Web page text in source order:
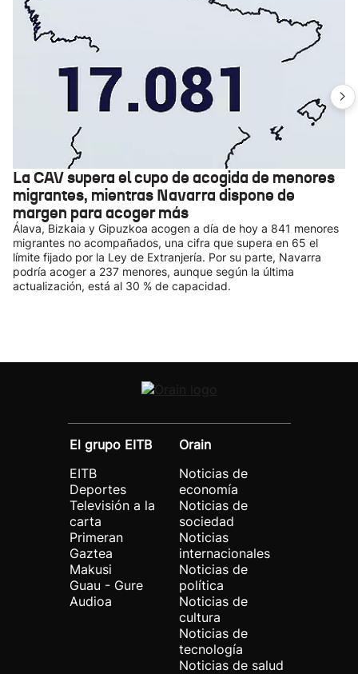
La CAV supera el cupo de acogida de menores
migrantes, mientras Navarra dispone de
margen para acoger más
Álava, Bizkaia y Gipuzkoa acogen a día de hoy a 841 menores
migrantes no acompañados, una cifra que supera en 65 el
límite fijado por la Ley de Extranjería. Por su parte, Navarra
podría acoger a 237 menores, aunque según la última
actualización, está al 30 % de capacidad.
El grupo EITB
EITB
Deportes
Televisión a la
carta
Primeran
Gaztea
Makusi
Guau - Gure
Audioa
Orain
Noticias de
economía
Noticias de
sociedad
Noticias
internacionales
Noticias de
política
Noticias de
cultura
Noticias de
tecnología
Noticias de salud